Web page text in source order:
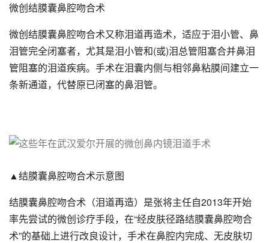
微创结膜囊鼻腔吻合术
微创结膜囊鼻腔吻合术又称泪道再造术，适应于泪小管、鼻
泪管完全闭塞者，尤其是泪小管和(或)泪总管阻塞合并鼻泪
管阻塞的泪道疾病。手术在泪囊内侧与相邻鼻粘膜间建立一
条新通道，代替原已闭塞的鼻泪管。
▲结膜囊鼻腔吻合术示意图
结膜囊鼻腔吻合术（泪道再造）是张将主任自2013年开始
率先尝试的微创诊疗手段，在“经皮肤径路结膜囊鼻腔吻合
术”的基础上进行改良设计，手术在鼻腔内完成、无皮肤切